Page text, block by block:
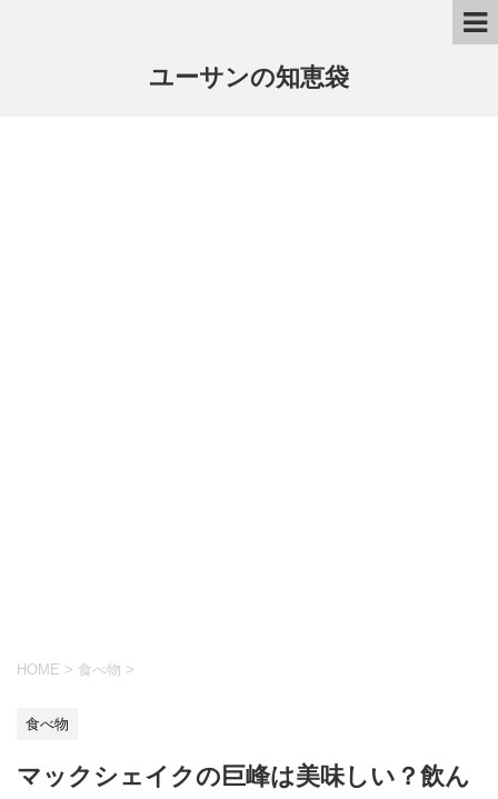
ユーサンの知恵袋
HOME > 食べ物 >
食べ物
マックシェイクの巨峰は美味しい？飲ん